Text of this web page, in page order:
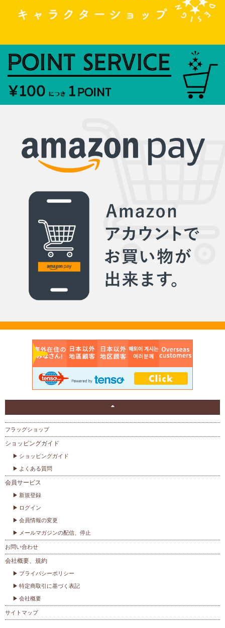
フラッグショップ
ショッピングガイド
ショッピングガイド
よくある質問
会員サービス
新規登録
ログイン
会員情報の変更
メールマガジンの配信、停止
お問い合わせ
会社概要、規約
プライバシーポリシー
特定商取引に基づく表記
会社概要
サイトマップ